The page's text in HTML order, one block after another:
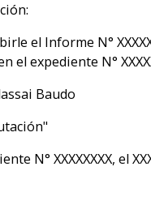
el Informe N°
el expediente N°
Baudo
N° XXXXXXXX, el